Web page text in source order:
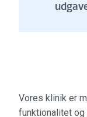
Vores klinik er
funktionalitet og